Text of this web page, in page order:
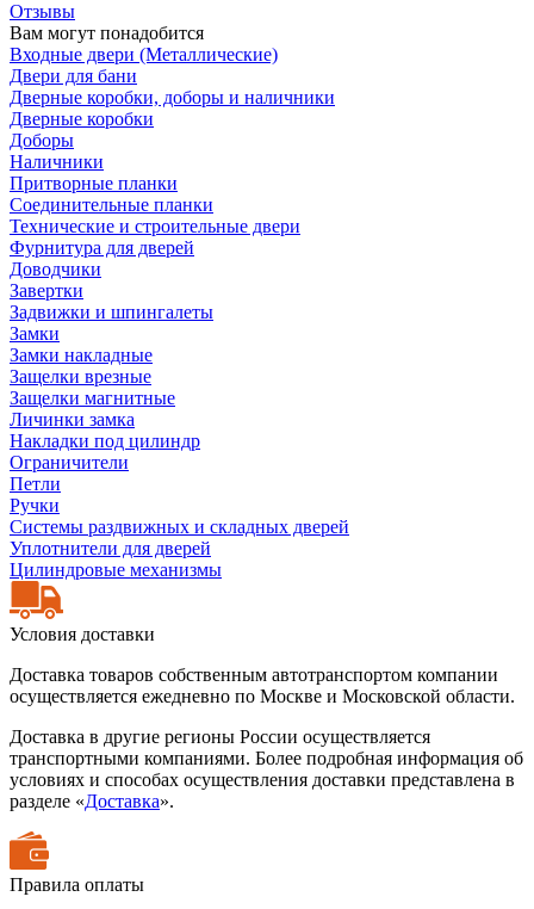
Отзывы
Вам могут понадобится
Входные двери (Металлические)
Двери для бани
Дверные коробки, доборы и наличники
Дверные коробки
Доборы
Наличники
Притворные планки
Соединительные планки
Технические и строительные двери
Фурнитура для дверей
Доводчики
Завертки
Задвижки и шпингалеты
Замки
Замки накладные
Защелки врезные
Защелки магнитные
Личинки замка
Накладки под цилиндр
Ограничители
Петли
Ручки
Системы раздвижных и складных дверей
Уплотнители для дверей
Цилиндровые механизмы
Условия доставки
Доставка товаров собственным автотранспортом компании
осуществляется ежедневно по Москве и Московской области.
Доставка в другие регионы России осуществляется
транспортными компаниями. Более подробная информация об
условиях и способах осуществления доставки представлена в
разделе «Доставка».
Правила оплаты